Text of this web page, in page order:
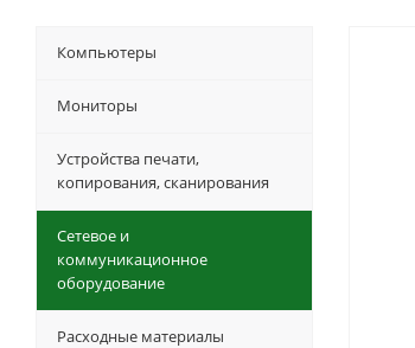
Компьютеры
Мониторы
Устройства печати,
копирования, сканирования
Сетевое и
коммуникационное
оборудование
Расходные материалы